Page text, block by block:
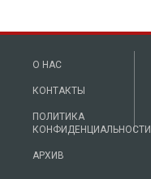
О НАС
КОНТАКТЫ
ПОЛИТИКА
КОНФИДЕНЦИАЛЬНОСТИ
АРХИВ